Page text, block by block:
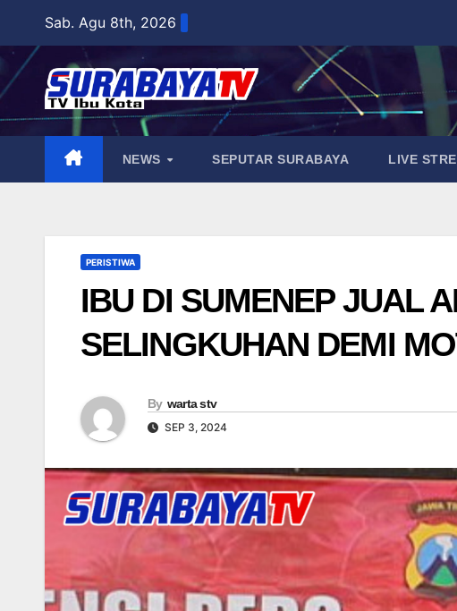
content
Sab. Agu 8th, 2026
NEWS SEPUTAR SURABAYA LIVE
PERISTIWA
IBU DI SUMENEP JUAL
SELINGKUHAN DEMI
By warta stv
SEP 3, 2024